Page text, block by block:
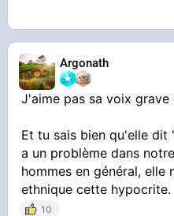
Argonath
J'aime pas sa voix
Et tu sais bien qu'elle
a un problème dans
hommes en général,
ethnique cette hypocrite.
10